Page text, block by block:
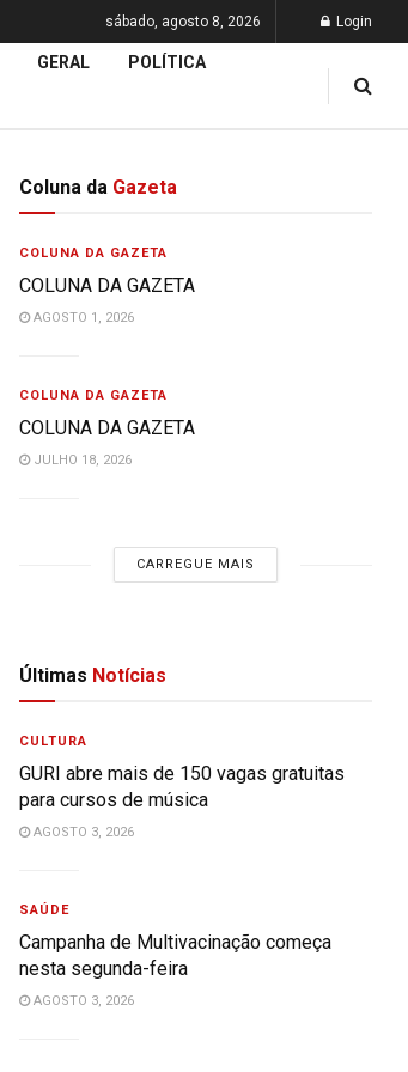
sábado, agosto 8, 2026 Login
GERAL POLÍTICA
Coluna da Gazeta
COLUNA DA GAZETA
COLUNA DA GAZETA
AGOSTO 1, 2026
COLUNA DA GAZETA
COLUNA DA GAZETA
JULHO 18, 2026
CARREGUE MAIS
Últimas Notícias
CULTURA
GURI abre mais de 150 vagas gratuitas
para cursos de música
AGOSTO 3, 2026
SAÚDE
Campanha de Multivacinação começa
nesta segunda-feira
AGOSTO 3, 2026